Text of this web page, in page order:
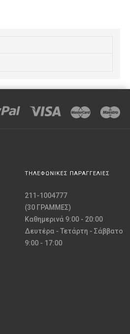
ΤΗΛΕΦΩΝΙΚΕΣ ΠΑΡΑΓΓΕΛΙΕΣ
211-1004777
(30 ΓΡΑΜΜΕΣ)
Καθημερινά 9:00 - 20:00
Δευτέρα - Τετάρτη - Σάββατο
9:00 - 17:00